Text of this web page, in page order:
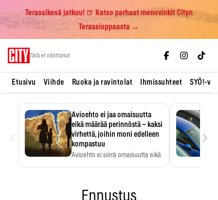
Terassikesä jatkuu! 🍺 Katso parhaat menovinkit Cityn
Terassioppaasta →
Tätä et odottanut
Etusivu Viihde Ruoka ja ravintolat Ihmissuhteet SYÖ!-
Avioehto ei jaa omaisuutta
eikä määrää perinnöstä – kaksi
virhettä, joihin moni edelleen
kompastuu
Avioehto ei siirrä omaisuutta eikä
›
Ennustus